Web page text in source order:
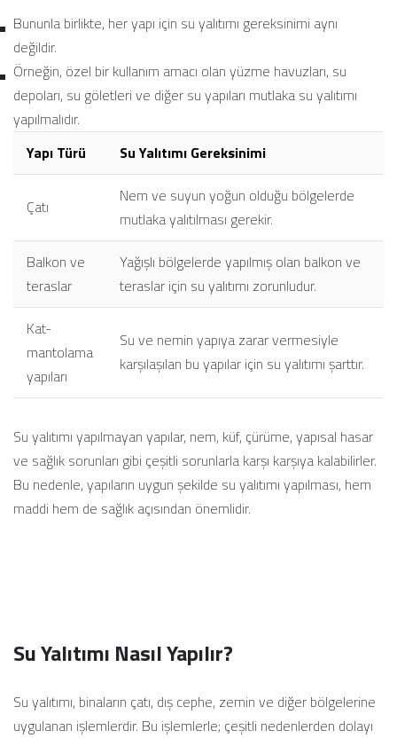
Bununla birlikte, her yapı için su yalıtımı gereksinimi aynı
değildir.
Örneğin, özel bir kullanım amacı olan yüzme havuzları, su
depoları, su göletleri ve diğer su yapıları mutlaka su yalıtımı
yapılmalıdır.
Yapı Türü
Su Yalıtımı Gereksinimi
Çatı
Nem ve suyun yoğun olduğu bölgelerde
mutlaka yalıtılması gerekir.
Balkon ve
teraslar
Yağışlı bölgelerde yapılmış olan balkon ve
teraslar için su yalıtımı zorunludur.
Kat-
mantolama
yapıları
Su ve nemin yapıya zarar vermesiyle
karşılaşılan bu yapılar için su yalıtımı şarttır.
Su yalıtımı yapılmayan yapılar, nem, küf, çürüme, yapısal hasar
ve sağlık sorunları gibi çeşitli sorunlarla karşı karşıya kalabilirler.
Bu nedenle, yapıların uygun şekilde su yalıtımı yapılması, hem
maddi hem de sağlık açısından önemlidir.
Su Yalıtımı Nasıl Yapılır?
Su yalıtımı, binaların çatı, dış cephe, zemin ve diğer bölgelerine
uygulanan işlemlerdir. Bu işlemlerle; çeşitli nedenlerden dolayı